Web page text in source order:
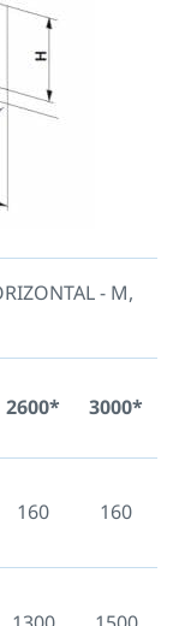
- M,
2600* 3000*
160 160